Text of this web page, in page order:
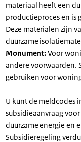
materiaal heeft een
productieproces en is
Deze materialen zijn
duurzame
Monument:Voor
andere voorwaarden.
gebruiken voor
U kunt de meldcodes
subsidieaanvraag
duurzame energie en
Subsidieregeling